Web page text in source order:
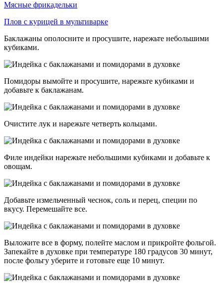
Мясные фрикадельки
Плов с курицей в мультиварке
Баклажаны ополосните и просушите, нарежьте небольшими
кубиками.
Помидоры вымойте и просушите, нарежьте кубиками и
добавьте к баклажанам.
Очистите лук и нарежьте четверть кольцами.
Филе индейки нарежьте небольшими кубиками и добавьте к
овощам.
Добавьте измельченный чеснок, соль и перец, специи по
вкусу. Перемешайте все.
Выложите все в форму, полейте маслом и прикройте фольгой.
Запекайте в духовке при температуре 180 градусов 30 минут,
после фольгу уберите и готовьте еще 10 минут.